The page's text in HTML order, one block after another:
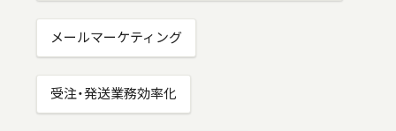
メールマーケティング
受注・発送業務効率化